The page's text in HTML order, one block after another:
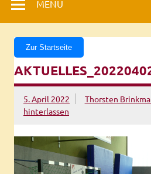
MENÜ
Zur Startseite
5. April 2022 Thorsten
hinterlassen